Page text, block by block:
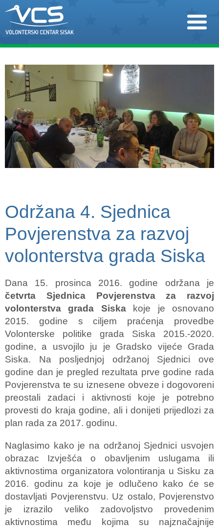
Održana 4. Sjednica
Povjerenstva za razvoj
volonterstva grada Siska
Dana 15. prosinca 2016. godine održana je
četvrta Sjednica Povjerenstva za razvoj
volonterstva grada Siskakoje je osnovano
2015. godine s ciljem praćenja provedbe
Volonterske politike grada Siska 2015.-2020.
godine, a usvojilo ju je Gradsko vijeće Grada
Siska. Na posljednjoj održanoj Sjednici ove
godine dan je pregled rezultata prve godine rada
Povjerenstva te su iznesene obveze i dogovoreni
preostali zadaci i aktivnosti koje je potrebno
provesti do kraja godine, ali i donijeti prijedlozi za
plan rada za 2017. godinu.
Naglasimo kako je na održanoj Sjednici usvojen
obrazac Izvješća o obavljenim uslugama ili
aktivnostima organizatora volontiranja u Sisku za
2016. godinu za koje je odlučeno kako će se
dostavljati Povjerenstvu. Uz ostalo, Povjerenstvo
je izrazilo veliko zadovoljstvo provedenim
aktivnostima među kojima su najznačajnije